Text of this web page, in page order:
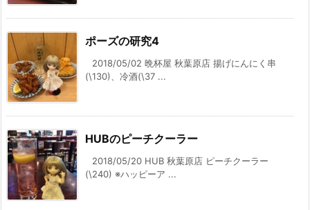
ポーズの研究4
2018/05/02 晩杯屋 秋葉原店 揚げにんにく串
(\130)、冷酒(\37 ...
HUBのピーチクーラー
2018/05/20 HUB 秋葉原店 ピーチクーラー
(\240) ※ハッピーア ...